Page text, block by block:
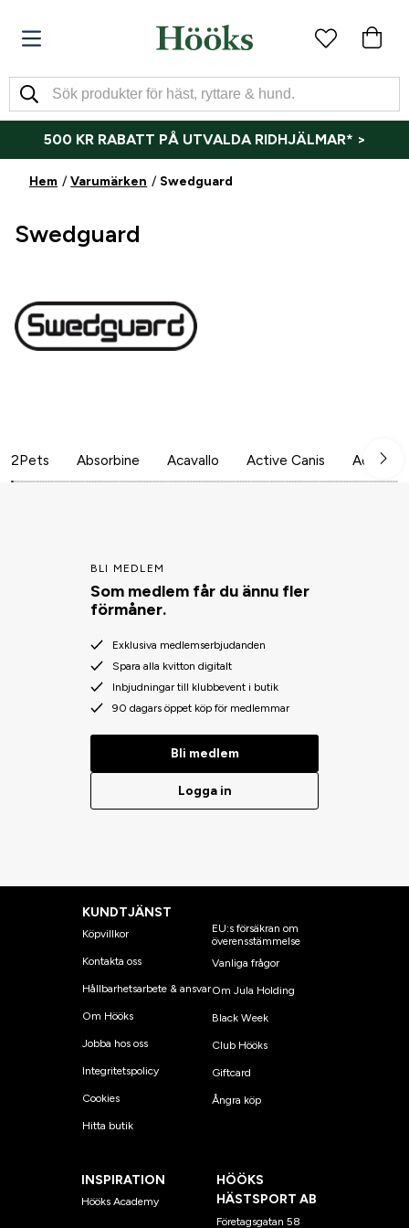
500 KR RABATT PÅ UTVALDA RIDHJÄLMAR* >
Hem Varumärken Swedguard
Swedguard
2Pets Absorbine Acavallo Active Canis Aesculap
BLI MEDLEM
Som medlem får du ännu fler
förmåner.
Exklusiva medlemserbjudanden
Spara alla kvitton digitalt
Inbjudningar till klubbevent i butik
90 dagars öppet köp för medlemmar
Bli medlem
Logga in
KUNDTJÄNST
Köpvillkor
Kontakta oss
Hållbarhetsarbete & ansvar
Om Hööks
Jobba hos oss
Integritetspolicy
Cookies
Hitta butik
EU:s försäkran om
överensstämmelse
Vanliga frågor
Om Jula Holding
Black Week
Club Hööks
Giftcard
Ångra köp
INSPIRATION
Hööks Academy
HÖÖKS
HÄSTSPORT AB
Företagsgatan 58